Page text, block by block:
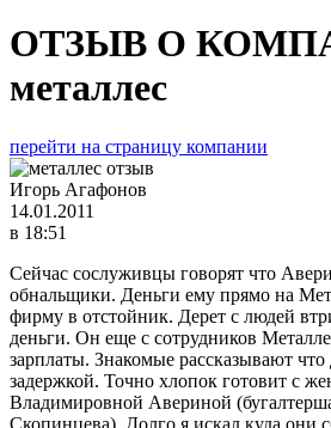
ОТЗЫВ О
металлес
перейти на страницу компании
Игорь Агафонов
14.01.2011
в 18:51
Сейчас сослуживцы говорят что
обнальщики. Деньги ему прямо на
фирму в отстойник. Дерет с людей
деньги. Он еще с сотрудников
зарплаты. Знакомые рассказывают что
задержкой. Точно хлопок готовит с
Владимировной Авериной
Скопинцева). Долго я искал куда они